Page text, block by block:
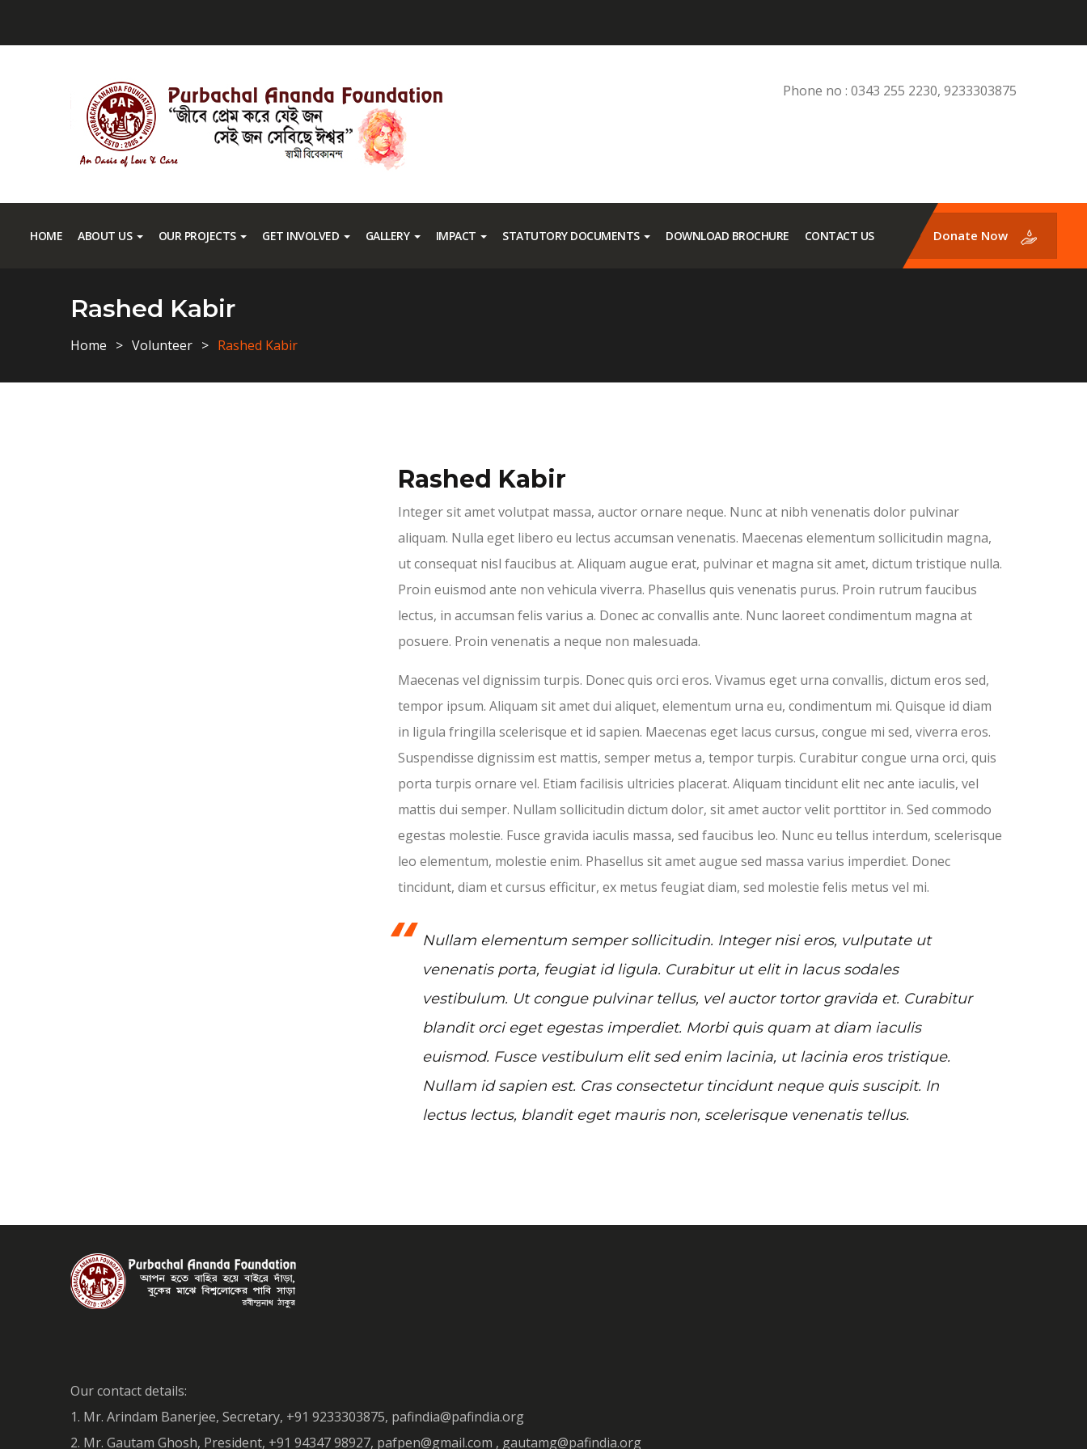
Phone no : 0343 255 2230, 9233303875
HOME ABOUT US OUR PROJECTS GET INVOLVED GALLERY IMPACT STATUTORY DOCUMENTS DOWNLOAD BROCHURE CONTACT US Donate Now
Rashed Kabir
Home Volunteer Rashed Kabir
Rashed Kabir
Integer sit amet volutpat massa, auctor ornare neque. Nunc at nibh venenatis dolor pulvinar
aliquam. Nulla eget libero eu lectus accumsan venenatis. Maecenas elementum sollicitudin magna,
ut consequat nisl faucibus at. Aliquam augue erat, pulvinar et magna sit amet, dictum tristique nulla.
Proin euismod ante non vehicula viverra. Phasellus quis venenatis purus. Proin rutrum faucibus
lectus, in accumsan felis varius a. Donec ac convallis ante. Nunc laoreet condimentum magna at
posuere. Proin venenatis a neque non malesuada.
Maecenas vel dignissim turpis. Donec quis orci eros. Vivamus eget urna convallis, dictum eros sed,
tempor ipsum. Aliquam sit amet dui aliquet, elementum urna eu, condimentum mi. Quisque id diam
in ligula fringilla scelerisque et id sapien. Maecenas eget lacus cursus, congue mi sed, viverra eros.
Suspendisse dignissim est mattis, semper metus a, tempor turpis. Curabitur congue urna orci, quis
porta turpis ornare vel. Etiam facilisis ultricies placerat. Aliquam tincidunt elit nec ante iaculis, vel
mattis dui semper. Nullam sollicitudin dictum dolor, sit amet auctor velit porttitor in. Sed commodo
egestas molestie. Fusce gravida iaculis massa, sed faucibus leo. Nunc eu tellus interdum, scelerisque
leo elementum, molestie enim. Phasellus sit amet augue sed massa varius imperdiet. Donec
tincidunt, diam et cursus efficitur, ex metus feugiat diam, sed molestie felis metus vel mi.
Nullam elementum semper sollicitudin. Integer nisi eros, vulputate ut
venenatis porta, feugiat id ligula. Curabitur ut elit in lacus sodales
vestibulum. Ut congue pulvinar tellus, vel auctor tortor gravida et. Curabitur
blandit orci eget egestas imperdiet. Morbi quis quam at diam iaculis
euismod. Fusce vestibulum elit sed enim lacinia, ut lacinia eros tristique.
Nullam id sapien est. Cras consectetur tincidunt neque quis suscipit. In
lectus lectus, blandit eget mauris non, scelerisque venenatis tellus.
Our contact details:
1. Mr. Arindam Banerjee, Secretary, +91 9233303875, pafindia@pafindia.org
2. Mr. Gautam Ghosh, President, +91 94347 98927, pafpen@gmail.com , gautamg@pafindia.org